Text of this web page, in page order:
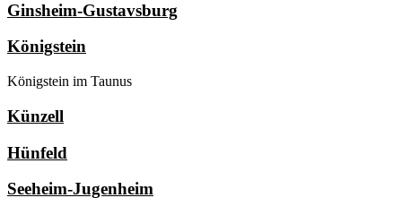
Ginsheim-Gustavsburg
Königstein
Königstein im Taunus
Künzell
Hünfeld
Seeheim-Jugenheim